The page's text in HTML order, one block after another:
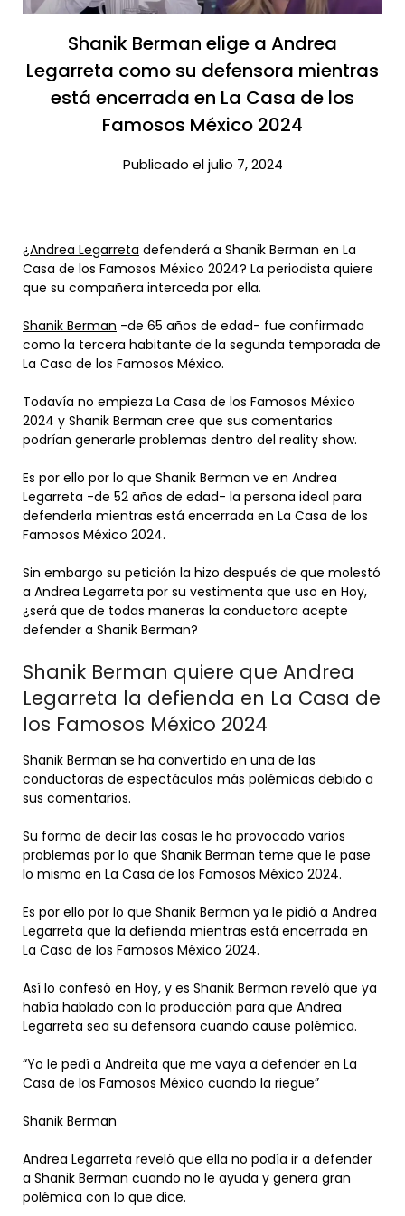
Shanik Berman elige a Andrea
Legarreta como su defensora mientras
está encerrada en La Casa de los
Famosos México 2024​
Publicado el julio 7, 2024
¿Andrea Legarreta defenderá a Shanik Berman en La
Casa de los Famosos México 2024? La periodista quiere
que su compañera interceda por ella.
Shanik Berman -de 65 años de edad- fue confirmada
como la tercera habitante de la segunda temporada de
La Casa de los Famosos México.
Todavía no empieza La Casa de los Famosos México
2024 y Shanik Berman cree que sus comentarios
podrían generarle problemas dentro del reality show.
Es por ello por lo que Shanik Berman ve en Andrea
Legarreta -de 52 años de edad- la persona ideal para
defenderla mientras está encerrada en La Casa de los
Famosos México 2024.
Sin embargo su petición la hizo después de que molestó
a Andrea Legarreta por su vestimenta que uso en Hoy,
¿será que de todas maneras la conductora acepte
defender a Shanik Berman?
Shanik Berman quiere que Andrea
Legarreta la defienda en La Casa de
los Famosos México 2024
Shanik Berman se ha convertido en una de las
conductoras de espectáculos más polémicas debido a
sus comentarios.
Su forma de decir las cosas le ha provocado varios
problemas por lo que Shanik Berman teme que le pase
lo mismo en La Casa de los Famosos México 2024.
Es por ello por lo que Shanik Berman ya le pidió a Andrea
Legarreta que la defienda mientras está encerrada en
La Casa de los Famosos México 2024.
Así lo confesó en Hoy, y es Shanik Berman reveló que ya
había hablado con la producción para que Andrea
Legarreta sea su defensora cuando cause polémica.
“Yo le pedí a Andreita que me vaya a defender en La
Casa de los Famosos México cuando la riegue”
Shanik Berman
Andrea Legarreta reveló que ella no podía ir a defender
a Shanik Berman cuando no le ayuda y genera gran
polémica con lo que dice.